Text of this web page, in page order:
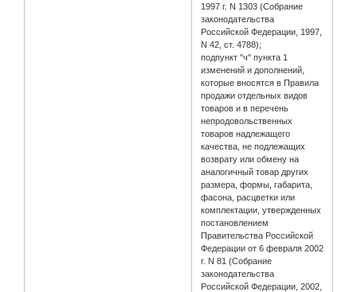
1997 г. N 1303 (Собрание
законодательства
Российской Федерации, 1997,
N 42, ст. 4788);
подпункт "ч" пункта 1
изменений и дополнений,
которые вносятся в Правила
продажи отдельных видов
товаров и в перечень
непродовольственных
товаров надлежащего
качества, не подлежащих
возврату или обмену на
аналогичный товар других
размера, формы, габарита,
фасона, расцветки или
комплектации, утвержденных
постановлением
Правительства Российской
Федерации от 6 февраля 2002
г. N 81 (Собрание
законодательства
Российской Федерации, 2002,